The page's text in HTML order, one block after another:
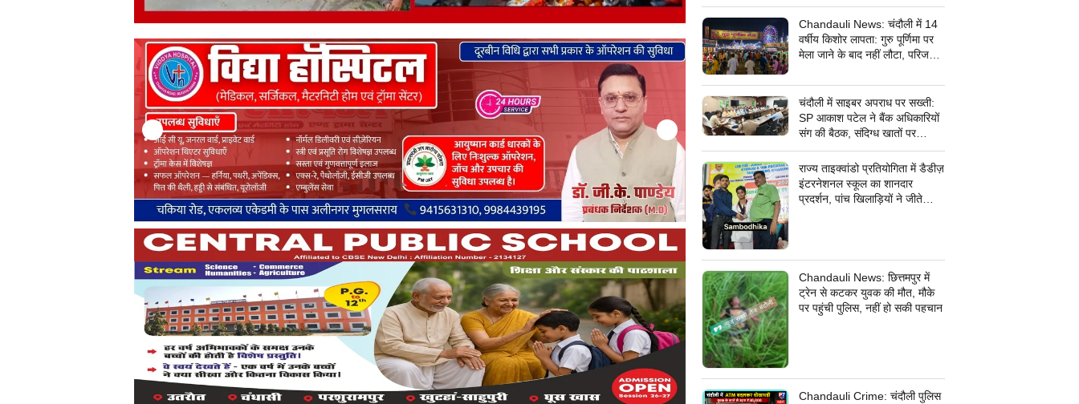
Chandauli News: चंदौली में 14
वर्षीय किशोर लापता: गुरु पूर्णिमा पर
मेला जाने के बाद नहीं लौटा, परिजनों
गुमशुदगी
चंदौली में साइबर अपराध पर सख्ती:
SP आकाश पटेल ने बैंक अधिकारियों
संग की बैठक, संदिग्ध खातों पर
निगरानी के दिए निर्देश
राज्य ताइक्वांडो प्रतियोगिता में डैडीज़
इंटरनेशनल स्कूल का शानदार
प्रदर्शन, पांच खिलाड़ियों ने जीते
Chandauli News: छित्तमपुर में
ट्रेन से कटकर युवक की मौत, मौके
पर पहुंची पुलिस, नहीं हो सकी पहचान
Chandauli Crime: चंदौली पुलिस